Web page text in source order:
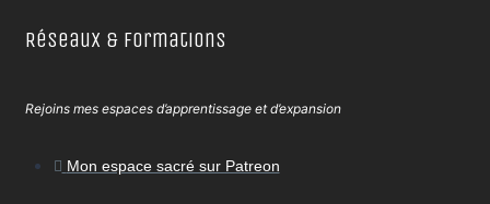
Réseaux & Formations
Rejoins mes espaces d’apprentissage et d’expansion
Mon espace sacré sur Patreon